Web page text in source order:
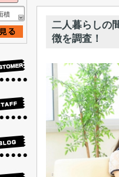
二人暮らしの
徴を調査！
積